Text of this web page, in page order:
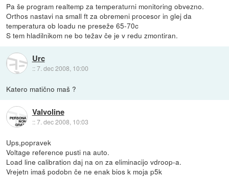
Pa še program realtemp za temperaturni monitoring obvezno.
Orthos nastavi na small ft za obremeni procesor in glej da
temperatura ob loadu ne preseže 65-70c
S tem hladilnikom ne bo težav če je v redu zmontiran.
Urc
::7. dec 2008, 10:00
Katero matično maš ?
Valvoline
::7. dec 2008, 10:03
Ups,popravek
Voltage reference pusti na auto.
Load line calibration daj na on za eliminacijo vdroop-a.
Vrejetn imaš podobn če ne enak bios k moja p5k